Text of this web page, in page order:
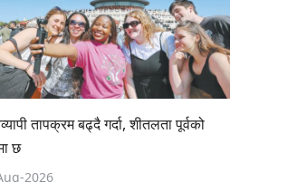
तापक्रम बढ्दै गर्दा, शीतलता पूर्वको
छ
2026